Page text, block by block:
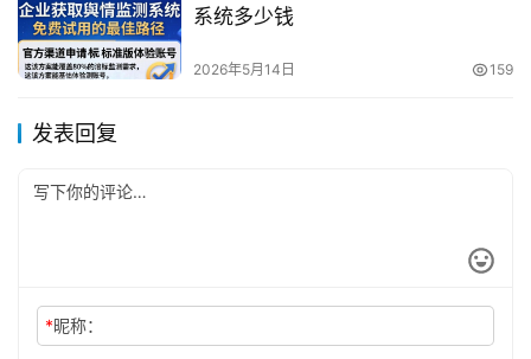
系统多少钱
2026年5月14日 159
发表回复
*昵称：